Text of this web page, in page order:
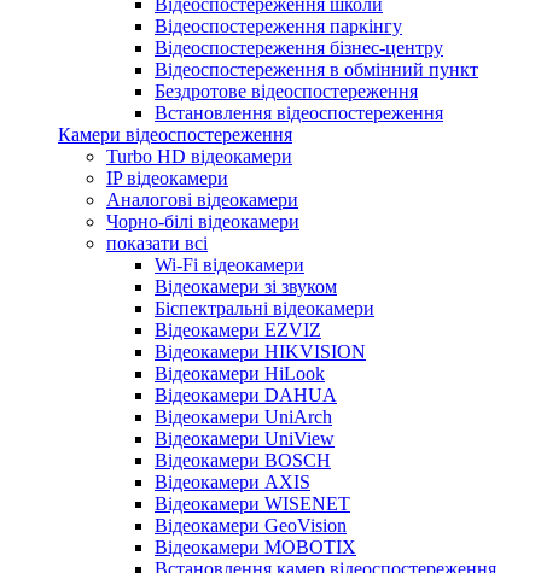
Відеоспостереження паркінгу
Відеоспостереження бізнес-центру
Відеоспостереження в обмінний пункт
Бездротове відеоспостереження
Встановлення відеоспостереження
Камери відеоспостереження
Turbo HD відеокамери
IP відеокамери
Аналогові відеокамери
Чорно-білі відеокамери
показати всі
Wi-Fi відеокамери
Відеокамери зі звуком
Біспектральні відеокамери
Відеокамери EZVIZ
Відеокамери HIKVISION
Відеокамери HiLook
Відеокамери DAHUA
Відеокамери UniArch
Відеокамери UniView
Відеокамери BOSCH
Відеокамери AXIS
Відеокамери WISENET
Відеокамери GeoVision
Відеокамери MOBOTIX
Встановлення камер відеоспостереження